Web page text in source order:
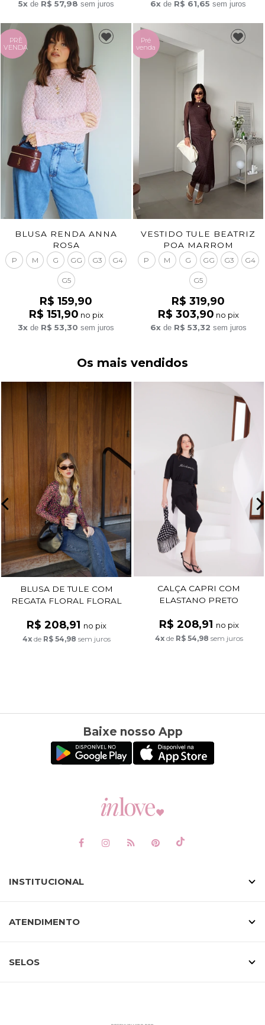
5xde R$ 57,98 sem juros
6x de R$ 61,65 sem juros
PRÈ
VENDA
BLUSA RENDA ANNA
ROSA
P M G GG G3 G4
G5
R$ 159,90
R$ 151,90 no pix
3x de R$ 53,30 sem juros
Pré
venda
VESTIDO TULE BEATRIZ
POA MARROM
P M G GG G3 G4
G5
R$ 319,90
R$ 303,90 no pix
6xde R$ 53,32 sem juros
Os mais vendidos
BLUSA DE TULE COM
REGATA FLORAL FLORAL
R$ 208,91 no pix
4xde R$ 54,98 sem juros
CALÇA CAPRI COM
ELASTANO PRETO
R$ 208,91 no pix
4xde R$ 54,98 sem juros
Baixe nosso App
INSTITUCIONAL
ATENDIMENTO
SELOS